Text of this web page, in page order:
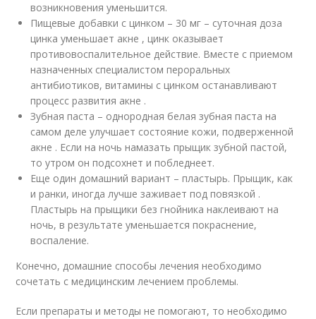
возникновения уменьшится.
Пищевые добавки с цинком – 30 мг – суточная доза
цинка уменьшает акне , цинк оказывает
противовоспалительное действие. Вместе с приемом
назначенных специалистом пероральных
антибиотиков, витамины с цинком останавливают
процесс развития акне .
Зубная паста – однородная белая зубная паста на
самом деле улучшает состояние кожи, подверженной
акне . Если на ночь намазать прыщик зубной пастой,
то утром он подсохнет и побледнеет.
Еще один домашний вариант – пластырь. Прыщик, как
и ранки, иногда лучше заживает под повязкой .
Пластырь на прыщики без гнойника наклеивают на
ночь, в результате уменьшается покраснение,
воспаление.
Конечно, домашние способы лечения необходимо
сочетать с медицинским лечением проблемы.
Если препараты и методы не помогают, то необходимо